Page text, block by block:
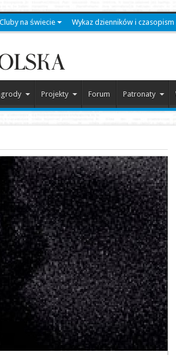
na świecie Wykaz dzienników i czasopism
Projekty Forum Patronaty